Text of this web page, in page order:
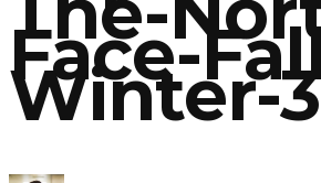
Face-
Winter-3